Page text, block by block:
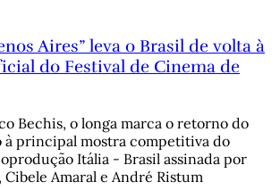
Aires” leva o Brasil de volta à
do Festival de Cinema de
Bechis, o longa marca o retorno do
à principal mostra competitiva do
Itália - Brasil assinada por
Amaral e André Ristum